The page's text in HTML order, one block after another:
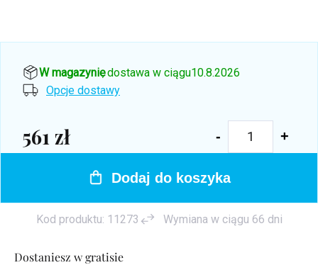
Dostaniesz w gratisie
W magazynie, dostawa w ciągu10.8.2026
Opcje dostawy
561 zł
Cena
Dodaj do koszyka
Kod produktu: 11273 Wymiana w ciągu 66 dni